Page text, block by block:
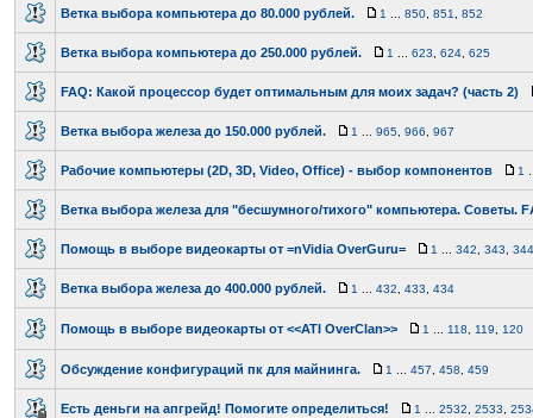
Ветка выборa компьютера до 80.000 рублей. 1 850 851 852
Ветка выбора компьютера до 250.000 рублей. 1 623 624 625
FAQ: Какой процессор будет оптимальным для моих задач? (часть 2)
Ветка выбора железа до 150.000 рублей. 1 965 966 967
Рабочие компьютеры (2D, 3D, Video, Office) - выбор компонентов 1
Ветка выбора железа для "бесшумного/тихого" компьютера. Советы.
Помощь в выборе видеокарты от =nVidia OverGuru= 1 342 343 344
Ветка выбора железа до 400.000 рублей. 1 432 433 434
Помощь в выборе видеокарты от <<ATI OverClan>> 1 118 119 120
Обсуждение конфигураций пк для майнинга. 1 457 458 459
Есть деньги на апгрейд! Помогите определиться! 1 2532 2533